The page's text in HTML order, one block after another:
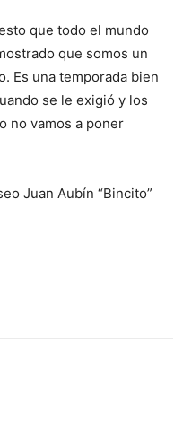
que todo el mundo
que somos un
Es una temporada bien
se le exigió y los
no vamos a poner
Juan Aubín “Bincito”